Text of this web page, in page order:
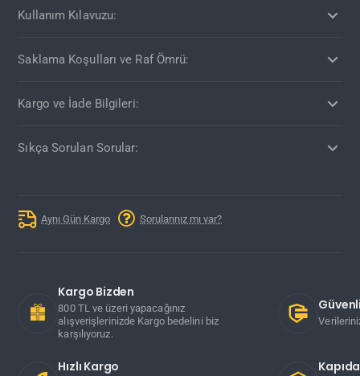
Kullanım Kılavuzu:
Saklama Koşulları ve Raf Ömrü:
Kargo ve İade Bilgileri:
Sıkça Sorulan Sorular:
Aynı Gün Kargo Sorularınız mı var?
Kargo Bizden
800 TL ve üzeri yapacağınız
alışverişlerinizde Kargo bedelini biz
karşılıyoruz.
Hızlı Kargo